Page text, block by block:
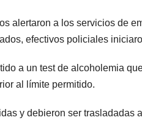
alertaron a los servicios de
efectivos policiales
a un test de alcoholemia
al límite permitido.
y debieron ser